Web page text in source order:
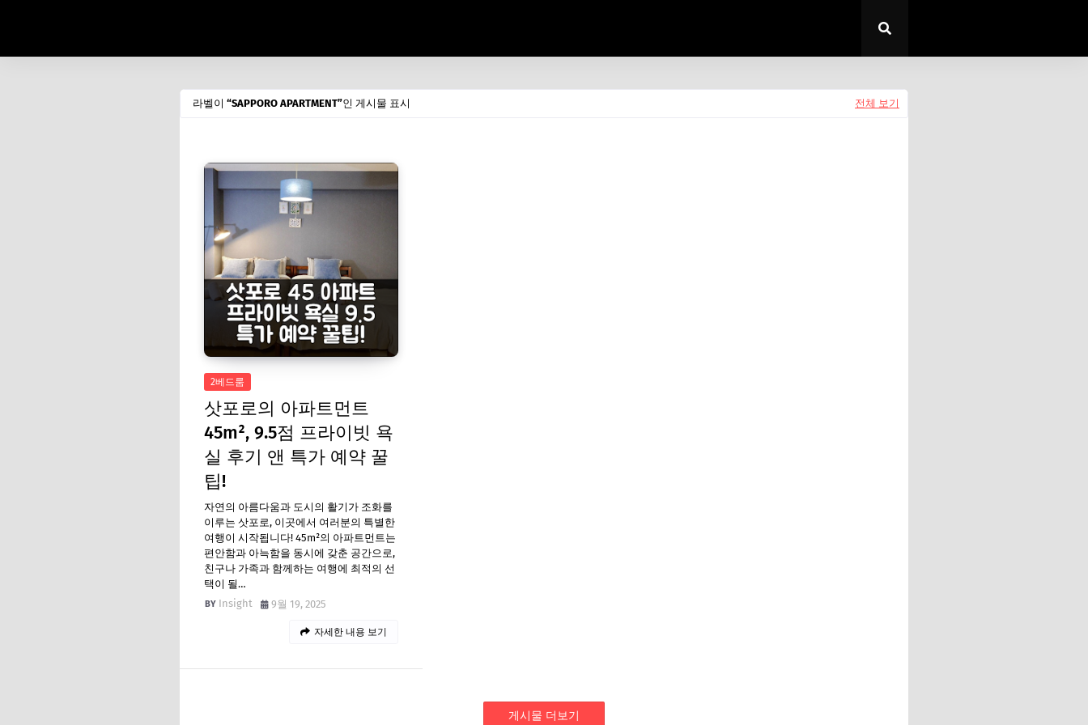
라벨이 SAPPORO APARTMENT 인 게시물 표시 전체 보기
2베드룸
삿포로의 아파트먼트
45m², 9.5점 프라이빗 욕
실 후기 앤 특가 예약 꿀
팁!
자연의 아름다움과 도시의 활기가 조화를
이루는 삿포로, 이곳에서 여러분의 특별한
여행이 시작됩니다! 45m²의 아파트먼트는
편안함과 아늑함을 동시에 갖춘 공간으로,
친구나 가족과 함께하는 여행에 최적의 선
택이 될…
Insight
9월 19, 2025
자세한 내용 보기
게시물 더보기